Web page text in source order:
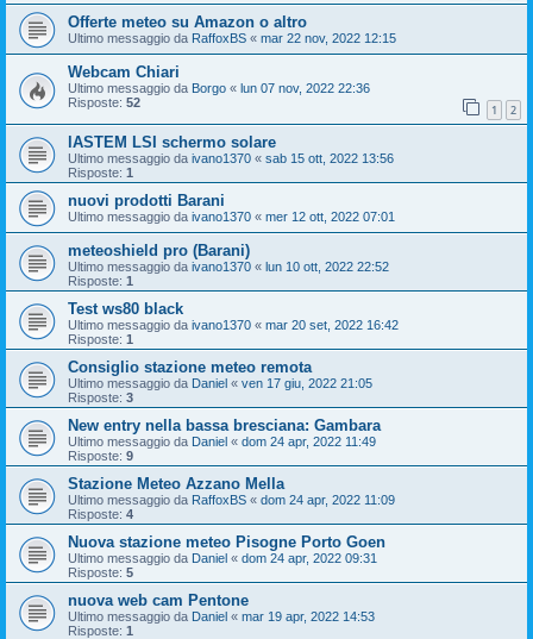
Offerte meteo su Amazon o altro
Ultimo messaggio da RaffoxBS « mar 22 nov, 2022 12:15
Webcam Chiari
Ultimo messaggio da Borgo « lun 07 nov, 2022 22:36
Risposte: 52 1 2
lASTEM LSI schermo solare
Ultimo messaggio da ivano1370 « sab 15 ott, 2022 13:56
Risposte: 1
nuovi prodotti Barani
Ultimo messaggio da ivano1370 « mer 12 ott, 2022 07:01
meteoshield pro (Barani)
Ultimo messaggio da ivano1370 « lun 10 ott, 2022 22:52
Risposte: 1
Test ws80 black
Ultimo messaggio da ivano1370 « mar 20 set, 2022 16:42
Risposte: 1
Consiglio stazione meteo remota
Ultimo messaggio da Daniel « ven 17 giu, 2022 21:05
Risposte: 3
New entry nella bassa bresciana: Gambara
Ultimo messaggio da Daniel « dom 24 apr, 2022 11:49
Risposte: 9
Stazione Meteo Azzano Mella
Ultimo messaggio da RaffoxBS « dom 24 apr, 2022 11:09
Risposte: 4
Nuova stazione meteo Pisogne Porto Goen
Ultimo messaggio da Daniel « dom 24 apr, 2022 09:31
Risposte: 5
nuova web cam Pentone
Ultimo messaggio da Daniel « mar 19 apr, 2022 14:53
Risposte: 1